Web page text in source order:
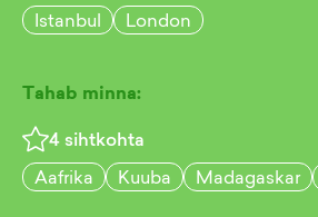
Istanbul
London
Tahab minna:
4 sihtkohta
Aafrika
Kuuba Madagaskar